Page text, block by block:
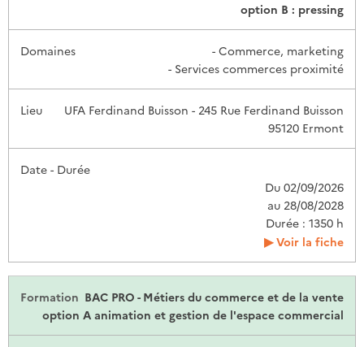
option B : pressing
- Commerce, marketing
- Services commerces proximité
UFA Ferdinand Buisson - 245 Rue Ferdinand Buisson
95120 Ermont
Du 02/09/2026
au 28/08/2028
Durée : 1350 h
Voir la fiche
BAC PRO - Métiers du commerce et de la vente
option A animation et gestion de l'espace commercial